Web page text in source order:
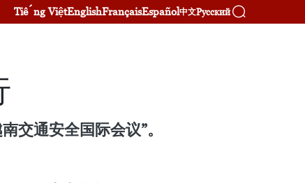
Tiếng ViệtEnglishFrançaisEspañol中文Русский
交通安全国际会议”。